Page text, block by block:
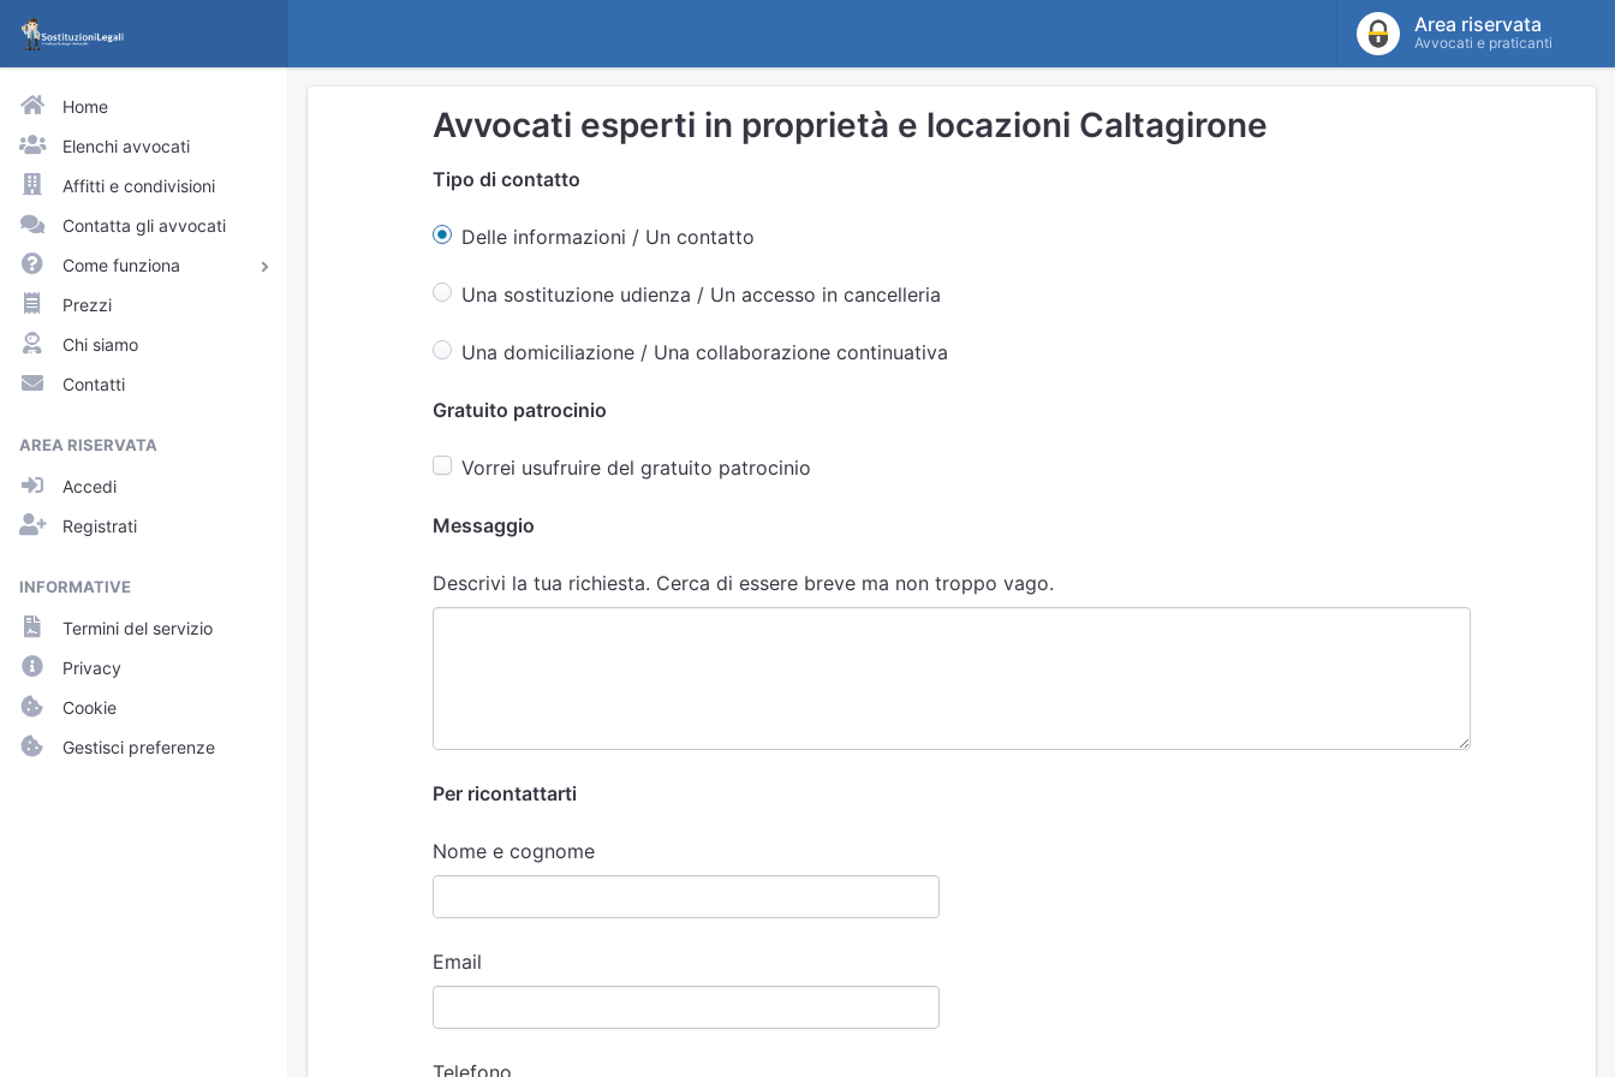
Area riservata
Avvocati e praticanti
Home
Elenchi avvocati
Affitti e condivisioni
Contatta gli avvocati
Come funziona
Avvocati e praticanti
Visitatori del sito
Approfondimenti
Profili pubblici
Richieste
Prezzi
Chi siamo
Contatti
AREA RISERVATA
Accedi
Registrati
INFORMATIVE
Termini del servizio
Privacy
Cookie
Gestisci preferenze
Avvocati esperti in proprietà e locazioni Caltagirone
Tipo di contatto
Delle informazioni / Un contatto
Una sostituzione udienza / Un accesso in cancelleria
Una domiciliazione / Una collaborazione continuativa
Gratuito patrocinio
Vorrei usufruire del gratuito patrocinio
Messaggio
Descrivi la tua richiesta. Cerca di essere breve ma non troppo vago.
Per ricontattarti
Nome e cognome
Email
Telefono